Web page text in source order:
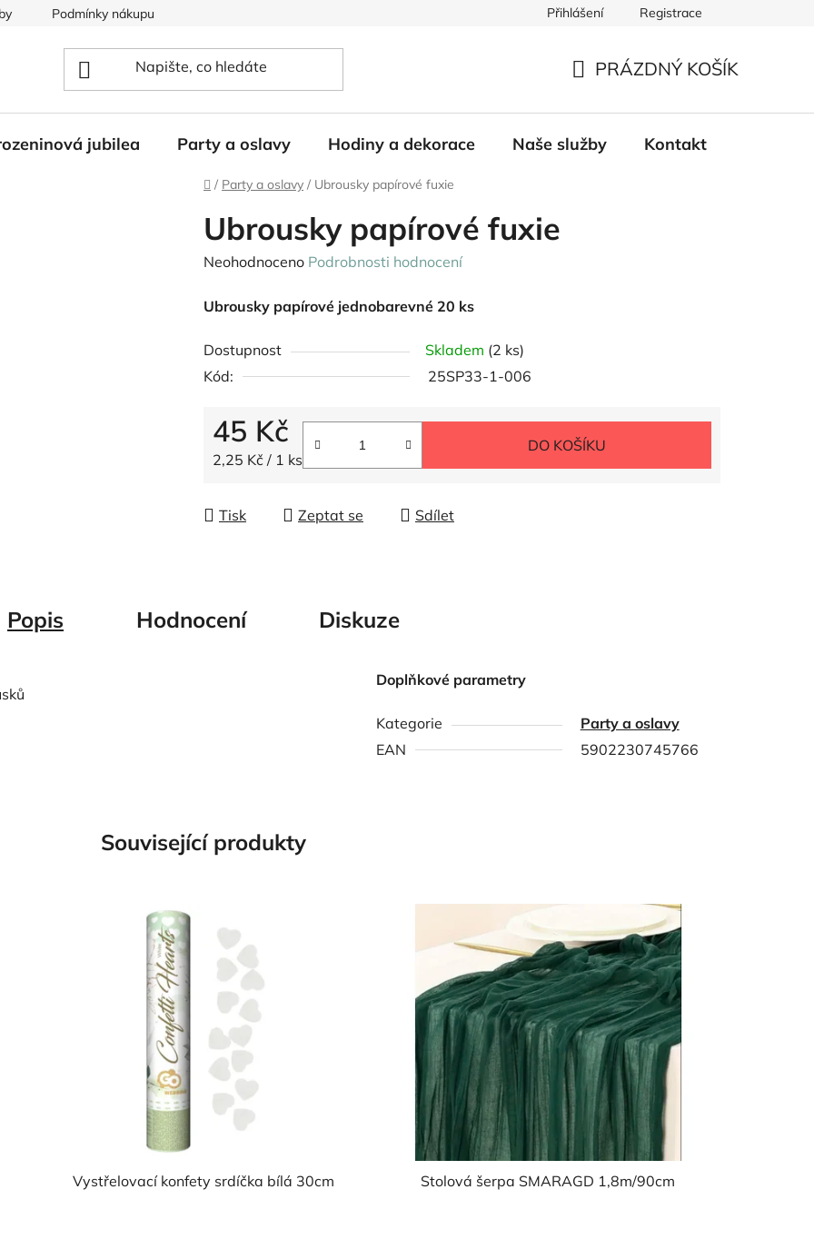
Podmínky nákupu Přihlášení Registrace
KOŠÍK
PRÁZDNÝ KOŠÍK
jubilea Party a oslavy Hodiny a dekorace Naše služby Kontakt
Domů
/ Party a oslavy / Ubrousky papírové fuxie
Ubrousky papírové fuxie
Průměrné
produktu
0,0
z
hvězdiček.
Neohodnoceno Podrobnosti hodnocení
Ubrousky papírové jednobarevné 20 ks
Dostupnost Skladem (2 ks)
Kód:
25SP33-1-006
45 Kč
Měrná cena:
2,25 Kč / 1 ks
DO KOŠÍKU
Tisk Zeptat se Sdílet
Popis Hodnocení Diskuze
Doplňkové parametry
Kategorie
Party a oslavy
EAN
5902230745766
Související produkty
Vystřelovací konfety srdíčka bílá 30cm Stolová šerpa SMARAGD 1,8m/90cm